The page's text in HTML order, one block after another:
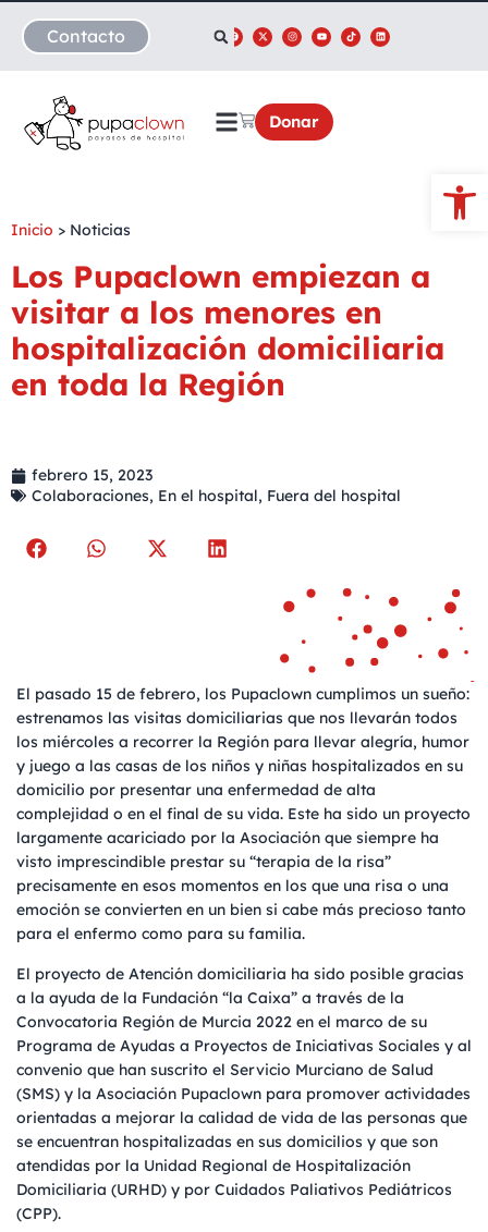
Contacto
Donar
Inicio > Noticias
Los Pupaclown empiezan a
visitar a los menores en
hospitalización domiciliaria
en toda la Región
febrero 15, 2023
Colaboraciones, En el hospital, Fuera del hospital
El pasado 15 de febrero, los Pupaclown cumplimos un sueño:
estrenamos las visitas domiciliarias que nos llevarán todos
los miércoles a recorrer la Región para llevar alegría, humor
y juego a las casas de los niños y niñas hospitalizados en su
domicilio por presentar una enfermedad de alta
complejidad o en el final de su vida. Este ha sido un proyecto
largamente acariciado por la Asociación que siempre ha
visto imprescindible prestar su “terapia de la risa”
precisamente en esos momentos en los que una risa o una
emoción se convierten en un bien si cabe más precioso tanto
para el enfermo como para su familia.
El proyecto de Atención domiciliaria ha sido posible gracias
a la ayuda de la Fundación “la Caixa” a través de la
Convocatoria Región de Murcia 2022 en el marco de su
Programa de Ayudas a Proyectos de Iniciativas Sociales y al
convenio que han suscrito el Servicio Murciano de Salud
(SMS) y la Asociación Pupaclown para promover actividades
orientadas a mejorar la calidad de vida de las personas que
se encuentran hospitalizadas en sus domicilios y que son
atendidas por la Unidad Regional de Hospitalización
Domiciliaria (URHD) y por Cuidados Paliativos Pediátricos
(CPP).